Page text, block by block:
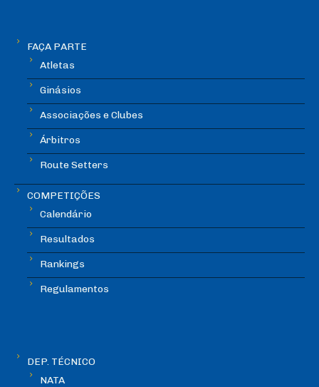
FAÇA PARTE
Atletas
Ginásios
Associações e Clubes
Árbitros
Route Setters
COMPETIÇÕES
Calendário
Resultados
Rankings
Regulamentos
DEP. TÉCNICO
NATA